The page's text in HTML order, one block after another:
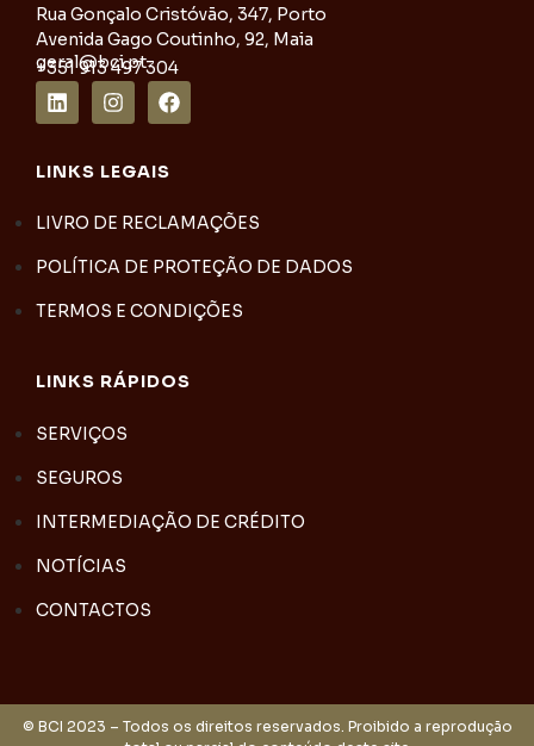
Rua Gonçalo Cristóvão, 347, Porto
Avenida Gago Coutinho, 92, Maia
geral@bci.pt
+351 913 497 304
LINKS LEGAIS
LIVRO DE RECLAMAÇÕES
POLÍTICA DE PROTEÇÃO DE DADOS
TERMOS E CONDIÇÕES
LINKS RÁPIDOS
SERVIÇOS
SEGUROS
INTERMEDIAÇÃO DE CRÉDITO
NOTÍCIAS
CONTACTOS
© BCI 2023 – Todos os direitos reservados. Proibido a reprodução